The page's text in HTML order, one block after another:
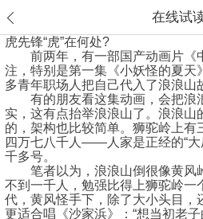
在线试
首页 分类 值得买
虎先锋“虎”在何处?
前两年，有一部国产动画片《
注，特别是第一集《小妖怪的夏天
多青年职场人把自己代入了浪浪山
有的朋友看这集动画，会把浪
实，这有点抬举浪浪山了。浪浪山
的，架构也比较简单。狮驼岭上有
四万七八千人——人家是正经的“大
千多号。
笔者以为，浪浪山倒很像黄风
不到一千人，勉强比得上狮驼岭一
代，黄风怪手下，除了大小头目，
更适合唱《沙家浜》：“想当初老